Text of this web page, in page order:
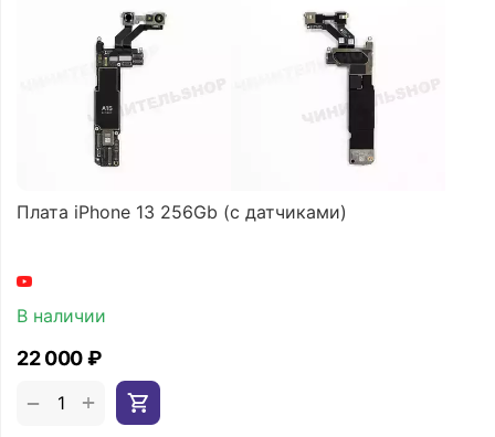
Плата iPhone 13 256Gb (с датчиками)
В наличии
22 000₽
+
−